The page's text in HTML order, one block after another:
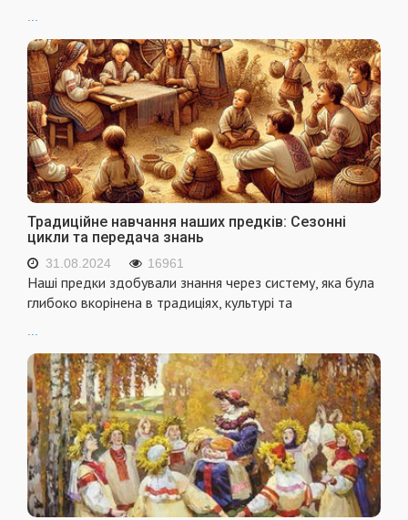
Традиційне навчання наших предків: Сезонні
цикли та передача знань
31.08.2024 16961
Наші предки здобували знання через систему, яка була
глибоко вкорінена в традиціях, культурі та